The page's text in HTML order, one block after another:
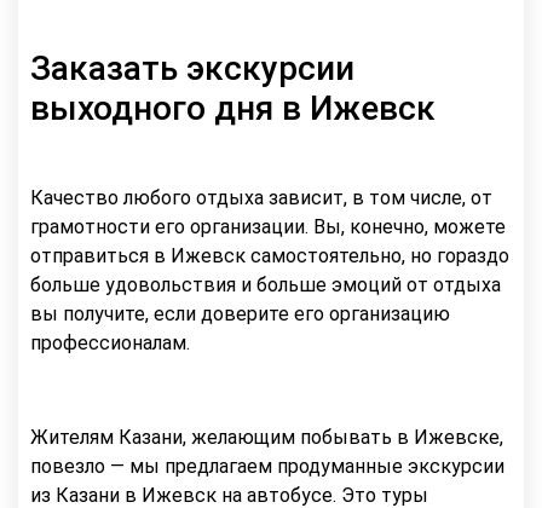
Заказать экскурсии
выходного дня в Ижевск
Качество любого отдыха зависит, в том числе, от
грамотности его организации. Вы, конечно, можете
отправиться в Ижевск самостоятельно, но гораздо
больше удовольствия и больше эмоций от отдыха
вы получите, если доверите его организацию
профессионалам.
Жителям Казани, желающим побывать в Ижевске,
повезло — мы предлагаем продуманные экскурсии
из Казани в Ижевск на автобусе. Это туры